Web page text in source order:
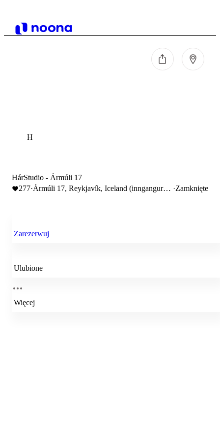
H
HárStudio - Ármúli 17
277·Ármúli 17, Reykjavík, Iceland (inngangur
·Zamknięte
Zarezerwuj
Ulubione
Więcej